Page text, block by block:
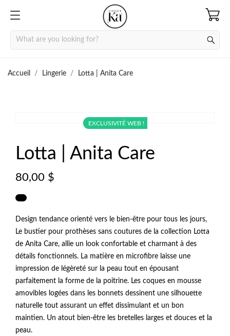
Accueil Lingerie Lotta | Anita Care
EXCLUSIVITÉ WEB !
EXCLUSIVITÉ WEB !
Lotta | Anita Care
80,00 $
Design tendance orienté vers le bien-être pour tous les jours,
Le bustier pour prothèses sans coutures de la collection Lotta
de Anita Care, allie un look confortable et charmant à des
détails fonctionnels. La matière en microfibre laisse une
impression de légèreté sur la peau tout en épousant
parfaitement la forme de la poitrine. Les coques en mousse
amovibles logées dans les bonnets dessinent une silhouette
naturelle tout assurant un effet dissimulant et un bon
maintien. Un atout bien-être les bretelles larges et douces et la
peau.